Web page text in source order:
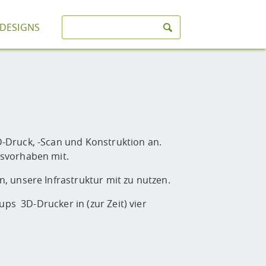
-Scan und Konstruktion an.
mit.
unsere Infrastruktur mit zu nutzen.
3D-Drucker in (zur Zeit) vier